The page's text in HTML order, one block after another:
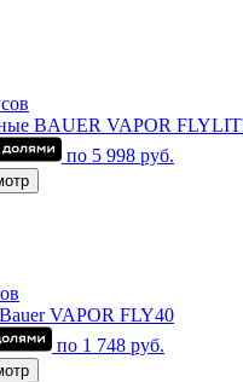
BAUER VAPOR
по 5 998 руб.
VAPOR FLY40
по 1 748 руб.